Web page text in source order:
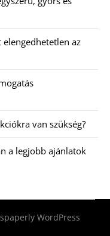
az
van szükség?
a legjobb ajánlatok
WordPress